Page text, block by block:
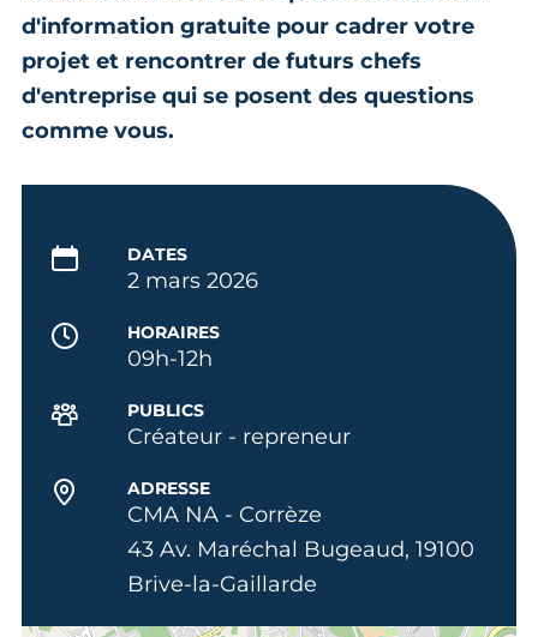
d'information gratuite pour cadrer votre
projet et rencontrer de futurs chefs
d'entreprise qui se posent des questions
comme vous.
DATES
2 mars 2026
HORAIRES
09h-12h
PUBLICS
Créateur - repreneur
ADRESSE
CMA NA - Corrèze
43 Av. Maréchal Bugeaud, 19100
Brive-la-Gaillarde